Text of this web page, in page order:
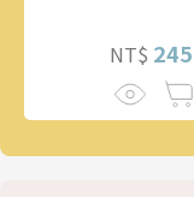
NT$ 245